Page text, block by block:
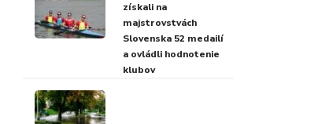
získali na
majstrovstvách
Slovenska 52 medailí
a ovládli hodnotenie
klubov